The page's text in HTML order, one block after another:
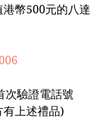
幣500元的八達
次驗證電話號
上述禮品)